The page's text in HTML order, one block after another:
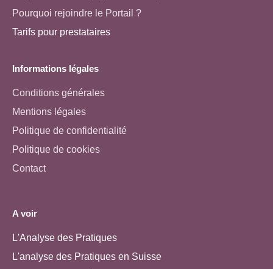
Pourquoi rejoindre le Portail ?
Tarifs pour prestataires
Informations légales
Conditions générales
Mentions légales
Politique de confidentialité
Politique de cookies
Contact
A voir
L'Analyse des Pratiques
L'analyse des Pratiques en Suisse